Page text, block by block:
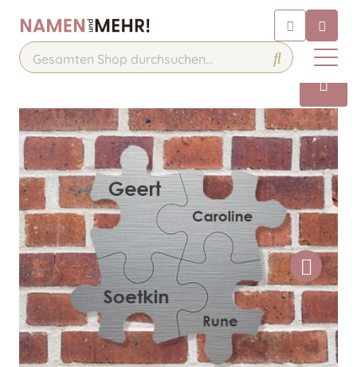
Chatten Sie 24/7 mit unserem
hilfreichen Chatbot
Kontakt